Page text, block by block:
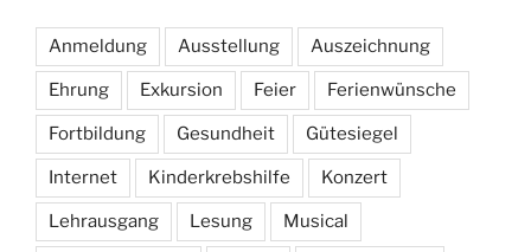
Anmeldung Ausstellung Auszeichnung
Ehrung Exkursion Feier Ferienwünsche
Fortbildung Gesundheit Gütesiegel
Internet Kinderkrebshilfe Konzert
Lehrausgang Lesung Musical